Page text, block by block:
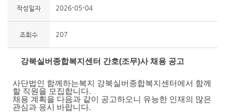
작성일자 2026-05-04
조회수 207
강북실버종합복지센터 간호(조무)사 채용 공고
사단법인 함께하는복지 강북실버종합복지센터에서 함께
할 직원을 모집합니다.
채용 계획을 다음과 같이 공고하오니 유능한 인재의 많은
관심과 응시 바랍니다.